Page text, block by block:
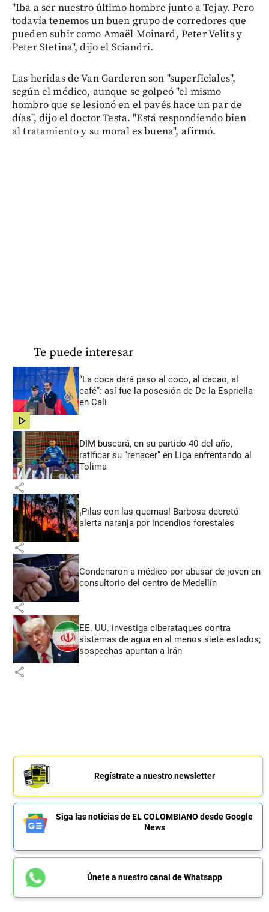
"Iba a ser nuestro último hombre junto a Tejay. Pero
todavía tenemos un buen grupo de corredores que
pueden subir como Amaël Moinard, Peter Velits y
Peter Stetina", dijo el Sciandri.
Las heridas de Van Garderen son "superficiales",
según el médico, aunque se golpeó "el mismo
hombro que se lesionó en el pavés hace un par de
días", dijo el doctor Testa. "Está respondiendo bien
al tratamiento y su moral es buena", afirmó.
Te puede interesar
“La coca dará paso al coco, al cacao, al
café”: así fue la posesión de De la Espriella
en Cali
share
DIM buscará, en su partido 40 del año,
ratificar su “renacer” en Liga enfrentando al
Tolima
share
¡Pilas con las quemas! Barbosa decretó
alerta naranja por incendios forestales
share
Condenaron a médico por abusar de joven en
consultorio del centro de Medellín
share
EE. UU. investiga ciberataques contra
sistemas de agua en al menos siete estados;
sospechas apuntan a Irán
share
Regístrate a nuestro newsletter
Siga las noticias de EL COLOMBIANO desde Google
News
Únete a nuestro canal de Whatsapp